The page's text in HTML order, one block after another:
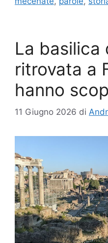
La basilica
ritrovata a
hanno
11 Giugno 2026 di